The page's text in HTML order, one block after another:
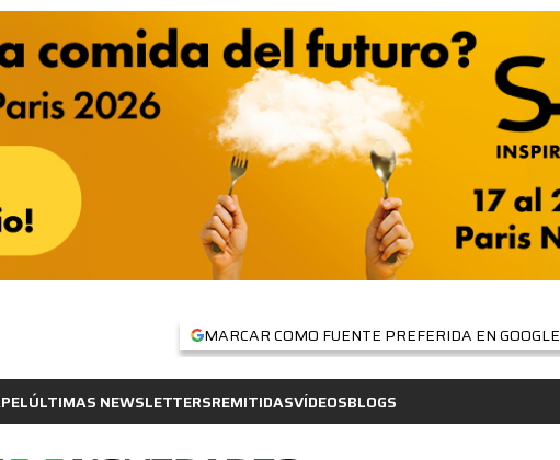
MARCAR COMO FUENTE PREFERIDA EN GOOGLE
ÚLTIMAS NEWSLETTERSREMITIDASVÍDEOSBLOGS